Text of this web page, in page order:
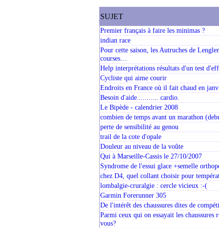
SUJET
Premier français à faire les minimas ?
indian race
Pour cette saison, les Autruches de
courses…
Help interprétations résultats d'un test
Cycliste qui aime courir
Endroits en France où il fait chaud en
Besoin d'aide........... cardio.
Le Bipède - calendrier 2008
combien de temps avant un marathon
perte de sensibilité au genou
trail de la cote d'opale
Douleur au niveau de la voûte
Qui à Marseille-Cassis le 27/10/2007
Syndrome de l'essui glace +semelle
chez D4, quel collant choisir pour
lombalgie-cruralgie : cercle vicieux :-(
Garmin Forerunner 305
De l'intérêt des chaussures dites de
Parmi ceux qui on essayait les
vous?